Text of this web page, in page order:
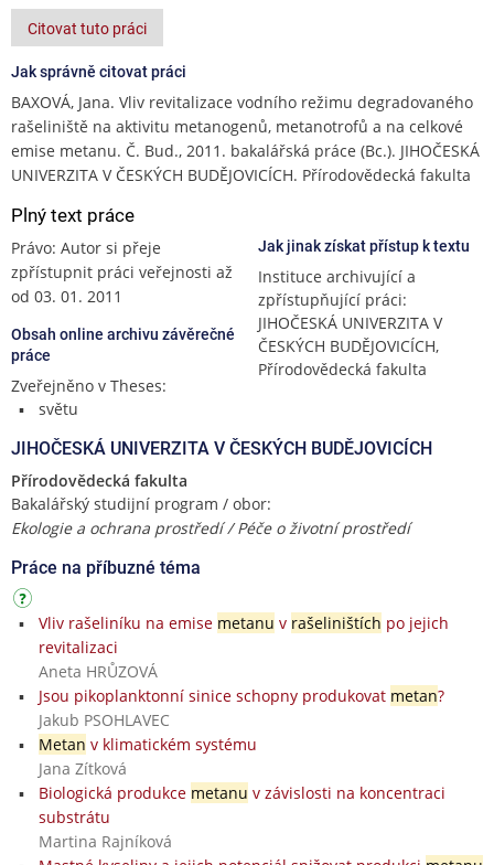
Citovat tuto práci
Jak správně citovat práci
BAXOVÁ, Jana. Vliv revitalizace vodního režimu degradovaného
rašeliniště na aktivitu metanogenů, metanotrofů a na celkové
emise metanu. Č. Bud., 2011. bakalářská práce (Bc.). JIHOČESKÁ
UNIVERZITA V ČESKÝCH BUDĚJOVICÍCH. Přírodovědecká fakulta
Plný text práce
Právo: Autor si přeje
zpřístupnit práci veřejnosti až
od 03. 01. 2011
Obsah online archivu závěrečné
práce
Zveřejněno v Theses:
světu
Jak jinak získat přístup k textu
Instituce archivující a
zpřístupňující práci:
JIHOČESKÁ UNIVERZITA V
ČESKÝCH BUDĚJOVICÍCH,
Přírodovědecká fakulta
JIHOČESKÁ UNIVERZITA V ČESKÝCH BUDĚJOVICÍCH
Přírodovědecká fakulta
Bakalářský studijní program / obor:
Ekologie a ochrana prostředí / Péče o životní prostředí
Práce na příbuzné téma
Vliv rašeliníku na emise metanu v rašeliništích po jejich
revitalizaci
Aneta HRŮZOVÁ
Jsou pikoplanktonní sinice schopny produkovat metan?
Jakub PSOHLAVEC
Metan v klimatickém systému
Jana Zítková
Biologická produkce metanu v závislosti na koncentraci
substrátu
Martina Rajníková